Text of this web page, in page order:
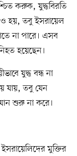
করুক, যুদ্ধবিরতি
ও হয়, তবু ইসরায়েল
না পারে। এসব
হয়েছেন।
যুদ্ধ বন্ধ না
যায়, তবু যেন
শুরু না করে।
ইসরায়েলিদের মুক্তির